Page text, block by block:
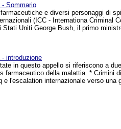
Sommario
e diversi personaggi di
(ICC - Internationa Criminal
Uniti George Bush, il primo
introduzione
in questo appello si riferiscono a
farmaceutico della malattia. * Crimini
e l'escalation internazionale verso